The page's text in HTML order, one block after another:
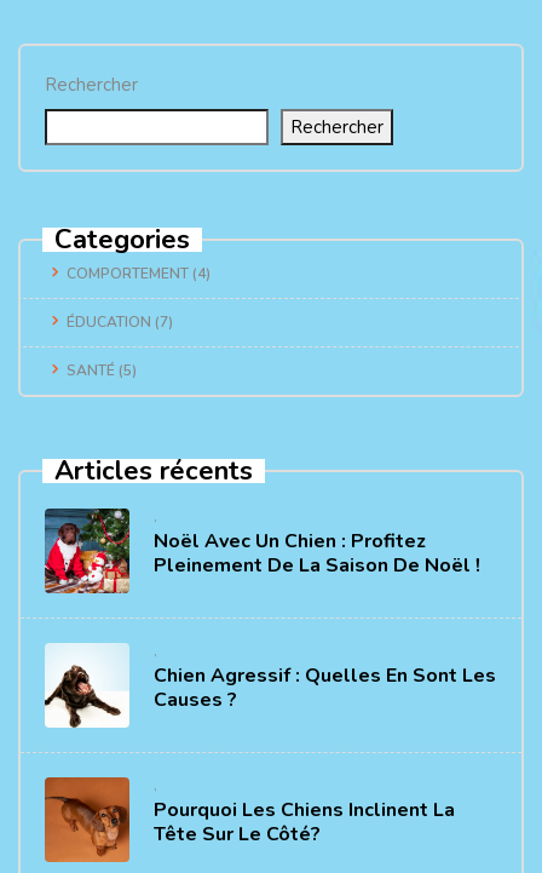
Rechercher
Rechercher
Categories
COMPORTEMENT (4)
ÉDUCATION (7)
SANTÉ (5)
Articles récents
,
Noël Avec Un Chien : Profitez
Pleinement De La Saison De Noël !
,
Chien Agressif : Quelles En Sont Les
Causes ?
,
Pourquoi Les Chiens Inclinent La
Tête Sur Le Côté?